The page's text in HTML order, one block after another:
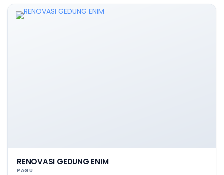
RENOVASI GEDUNG ENIM
PAGU